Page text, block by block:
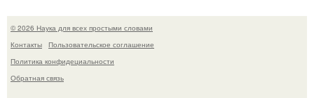
© 2026 Наука для всех простыми словами
Контакты
Пользовательское соглашение
Политика конфидециальности
Обратная связь